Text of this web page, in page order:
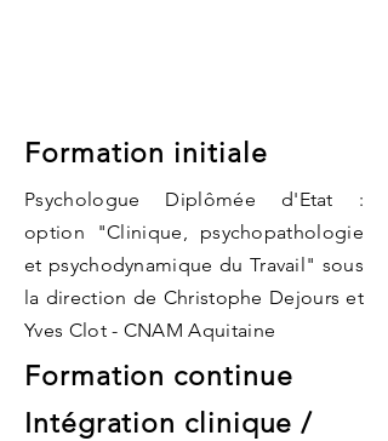
Formation initiale
Psychologue Diplômée d'Etat :
option "Clinique, psychopathologie
et psychodynamique du Travail" sous
la direction de Christophe Dejours et
Yves Clot - CNAM Aquitaine
Formation continue
Intégration clinique /